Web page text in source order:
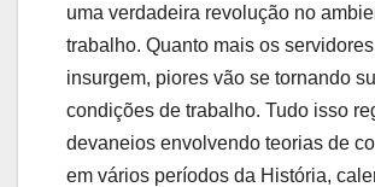
uma verdadeira revolução no
trabalho. Quanto mais os
insurgem, piores vão se tornando
condições de trabalho. Tudo isso
devaneios envolvendo teorias de
em vários períodos da História,